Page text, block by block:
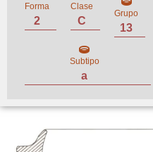
Forma
2
Clase
C
Grupo
13
Subtipo
a